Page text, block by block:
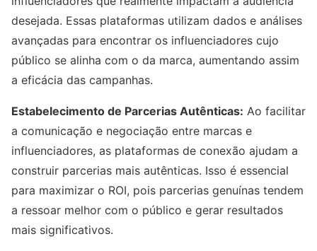
desejada. Essas plataformas utilizam dados e análises
avançadas para encontrar os influenciadores cujo
público se alinha com o da marca, aumentando assim
a eficácia das campanhas.
Estabelecimento de Parcerias Autênticas: Ao facilitar
a comunicação e negociação entre marcas e
influenciadores, as plataformas de conexão ajudam a
construir parcerias mais autênticas. Isso é essencial
para maximizar o ROI, pois parcerias genuínas tendem
a ressoar melhor com o público e gerar resultados
mais significativos.